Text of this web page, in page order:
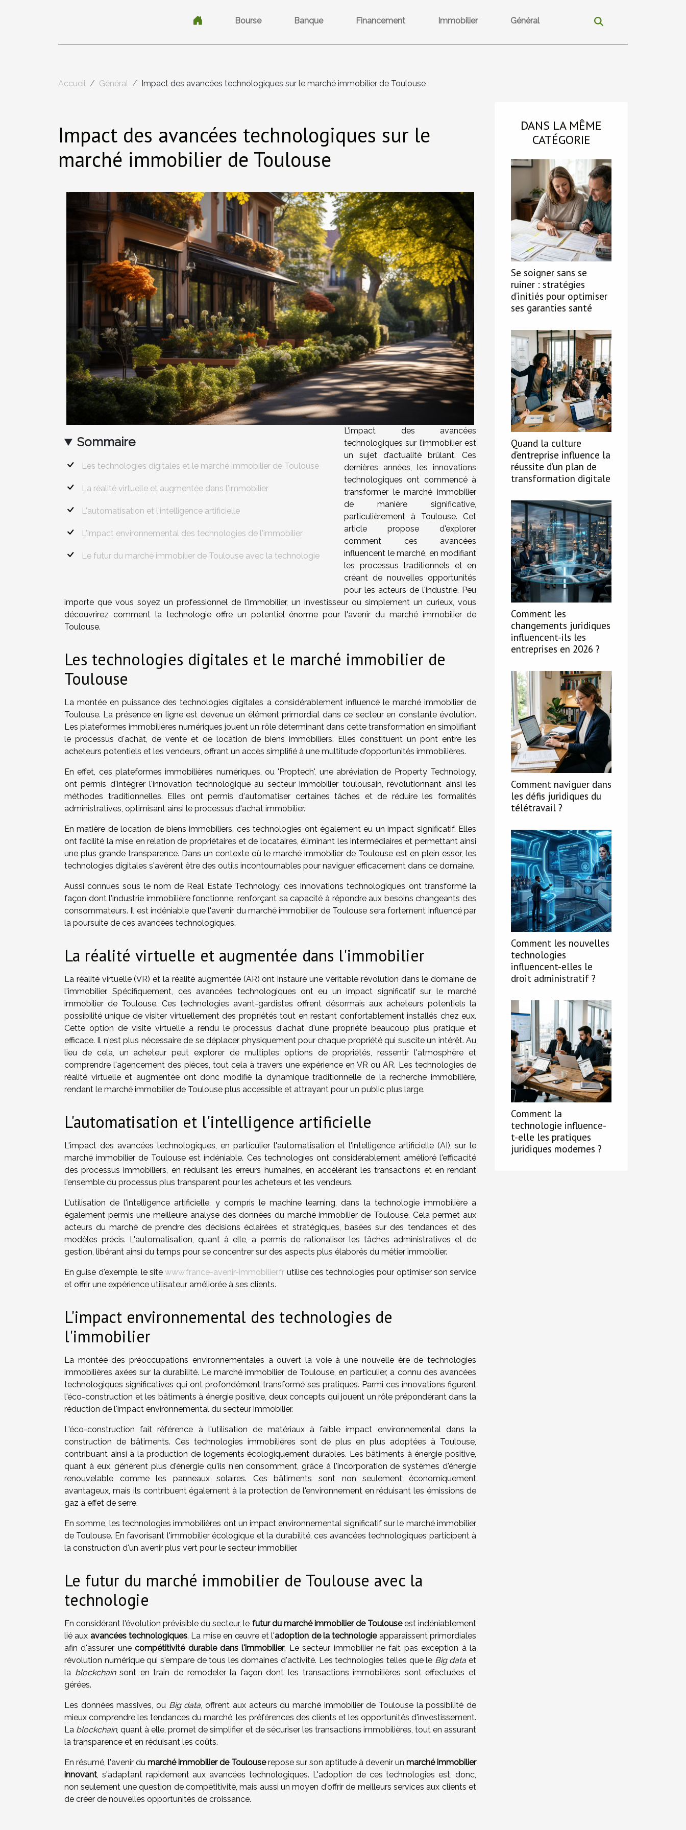
Bourse Banque Financement Immobilier Général
Accueil Général Impact des avancées technologiques sur le marché immobilier de Toulouse
Impact des avancées technologiques sur le
marché immobilier de Toulouse
Sommaire
Les technologies digitales et le marché immobilier de Toulouse
La réalité virtuelle et augmentée dans l'immobilier
L'automatisation et l'intelligence artificielle
L'impact environnemental des technologies de l'immobilier
Le futur du marché immobilier de Toulouse avec la technologie
L’impact des avancées
technologiques sur l’immobilier est
un sujet d’actualité brûlant. Ces
dernières années, les innovations
technologiques ont commencé à
transformer le marché immobilier
de manière significative,
particulièrement à Toulouse. Cet
article propose d'explorer
comment ces avancées
influencent le marché, en modifiant
les processus traditionnels et en
créant de nouvelles opportunités
pour les acteurs de l'industrie. Peu
importe que vous soyez un professionnel de l'immobilier, un investisseur ou simplement un curieux, vous
découvrirez comment la technologie offre un potentiel énorme pour l'avenir du marché immobilier de
Toulouse.
Les technologies digitales et le marché immobilier de
Toulouse
La montée en puissance des technologies digitales a considérablement influencé le marché immobilier de
Toulouse. La présence en ligne est devenue un élément primordial dans ce secteur en constante évolution.
Les plateformes immobilières numériques jouent un rôle déterminant dans cette transformation en simplifiant
le processus d'achat, de vente et de location de biens immobiliers. Elles constituent un pont entre les
acheteurs potentiels et les vendeurs, offrant un accès simplifié à une multitude d'opportunités immobilières.
En effet, ces plateformes immobilières numériques, ou 'Proptech', une abréviation de Property Technology,
ont permis d'intégrer l'innovation technologique au secteur immobilier toulousain, révolutionnant ainsi les
méthodes traditionnelles. Elles ont permis d'automatiser certaines tâches et de réduire les formalités
administratives, optimisant ainsi le processus d'achat immobilier.
En matière de location de biens immobiliers, ces technologies ont également eu un impact significatif. Elles
ont facilité la mise en relation de propriétaires et de locataires, éliminant les intermédiaires et permettant ainsi
une plus grande transparence. Dans un contexte où le marché immobilier de Toulouse est en plein essor, les
technologies digitales s'avèrent être des outils incontournables pour naviguer efficacement dans ce domaine.
Aussi connues sous le nom de Real Estate Technology, ces innovations technologiques ont transformé la
façon dont l'industrie immobilière fonctionne, renforçant sa capacité à répondre aux besoins changeants des
consommateurs. Il est indéniable que l'avenir du marché immobilier de Toulouse sera fortement influencé par
la poursuite de ces avancées technologiques.
La réalité virtuelle et augmentée dans l'immobilier
La réalité virtuelle (VR) et la réalité augmentée (AR) ont instauré une véritable révolution dans le domaine de
l'immobilier. Spécifiquement, ces avancées technologiques ont eu un impact significatif sur le marché
immobilier de Toulouse. Ces technologies avant-gardistes offrent désormais aux acheteurs potentiels la
possibilité unique de visiter virtuellement des propriétés tout en restant confortablement installés chez eux.
Cette option de visite virtuelle a rendu le processus d'achat d'une propriété beaucoup plus pratique et
efficace. Il n'est plus nécessaire de se déplacer physiquement pour chaque propriété qui suscite un intérêt. Au
lieu de cela, un acheteur peut explorer de multiples options de propriétés, ressentir l'atmosphère et
comprendre l'agencement des pièces, tout cela à travers une expérience en VR ou AR. Les technologies de
réalité virtuelle et augmentée ont donc modifié la dynamique traditionnelle de la recherche immobilière,
rendant le marché immobilier de Toulouse plus accessible et attrayant pour un public plus large.
L'automatisation et l'intelligence artificielle
L'impact des avancées technologiques, en particulier l'automatisation et l'intelligence artificielle (AI), sur le
marché immobilier de Toulouse est indéniable. Ces technologies ont considérablement amélioré l'efficacité
des processus immobiliers, en réduisant les erreurs humaines, en accélérant les transactions et en rendant
l'ensemble du processus plus transparent pour les acheteurs et les vendeurs.
L'utilisation de l'intelligence artificielle, y compris le machine learning, dans la technologie immobilière a
également permis une meilleure analyse des données du marché immobilier de Toulouse. Cela permet aux
acteurs du marché de prendre des décisions éclairées et stratégiques, basées sur des tendances et des
modèles précis. L'automatisation, quant à elle, a permis de rationaliser les tâches administratives et de
gestion, libérant ainsi du temps pour se concentrer sur des aspects plus élaborés du métier immobilier.
En guise d'exemple, le sitewww.france-avenir-immobilier.fr utilise ces technologies pour optimiser son service
et offrir une expérience utilisateur améliorée à ses clients.
L'impact environnemental des technologies de
l'immobilier
La montée des préoccupations environnementales a ouvert la voie à une nouvelle ère de technologies
immobilières axées sur la durabilité. Le marché immobilier de Toulouse, en particulier, a connu des avancées
technologiques significatives qui ont profondément transformé ses pratiques. Parmi ces innovations figurent
l'éco-construction et les bâtiments à énergie positive, deux concepts qui jouent un rôle prépondérant dans la
réduction de l'impact environnemental du secteur immobilier.
L'éco-construction fait référence à l'utilisation de matériaux à faible impact environnemental dans la
construction de bâtiments. Ces technologies immobilières sont de plus en plus adoptées à Toulouse,
contribuant ainsi à la production de logements écologiquement durables. Les bâtiments à énergie positive,
quant à eux, génèrent plus d'énergie qu'ils n'en consomment, grâce à l'incorporation de systèmes d'énergie
renouvelable comme les panneaux solaires. Ces bâtiments sont non seulement économiquement
avantageux, mais ils contribuent également à la protection de l'environnement en réduisant les émissions de
gaz à effet de serre.
En somme, les technologies immobilières ont un impact environnemental significatif sur le marché immobilier
de Toulouse. En favorisant l'immobilier écologique et la durabilité, ces avancées technologiques participent à
la construction d'un avenir plus vert pour le secteur immobilier.
Le futur du marché immobilier de Toulouse avec la
technologie
En considérant l'évolution prévisible du secteur, le futur du marché immobilier de Toulouseest indéniablement
lié aux avancées technologiques. La mise en œuvre et l'adoption de la technologieapparaissent primordiales
afin d'assurer unecompétitivité durable dans l'immobilier. Le secteur immobilier ne fait pas exception à la
révolution numérique qui s'empare de tous les domaines d'activité. Les technologies telles que le Big data et
la blockchainsont en train de remodeler la façon dont les transactions immobilières sont effectuées et
gérées.
Les données massives, ou Big data, offrent aux acteurs du marché immobilier de Toulouse la possibilité de
mieux comprendre les tendances du marché, les préférences des clients et les opportunités d'investissement.
La blockchain, quant à elle, promet de simplifier et de sécuriser les transactions immobilières, tout en assurant
la transparence et en réduisant les coûts.
En résumé, l'avenir du marché immobilier de Toulouserepose sur son aptitude à devenir un marché immobilier
innovant, s'adaptant rapidement aux avancées technologiques. L'adoption de ces technologies est, donc,
non seulement une question de compétitivité, mais aussi un moyen d'offrir de meilleurs services aux clients et
de créer de nouvelles opportunités de croissance.
DANS LA MÊME
CATÉGORIE
Se soigner sans se
ruiner : stratégies
d’initiés pour optimiser
ses garanties santé
Quand la culture
d’entreprise influence la
réussite d’un plan de
transformation digitale
Comment les
changements juridiques
influencent-ils les
entreprises en 2026 ?
Comment naviguer dans
les défis juridiques du
télétravail ?
Comment les nouvelles
technologies
influencent-elles le
droit administratif ?
Comment la
technologie influence-
t-elle les pratiques
juridiques modernes ?